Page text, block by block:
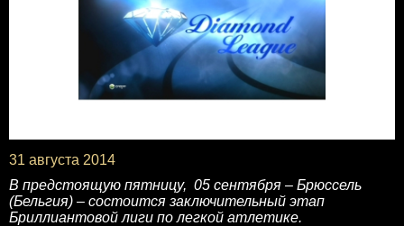
31 августа 2014
В предстоящую пятницу, 05 сентября – Брюссель
(Бельгия) – состоится заключительный этап
Бриллиантовой лиги по легкой атлетике.